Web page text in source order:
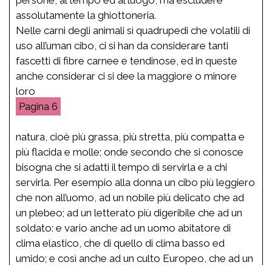
assolutamente la ghiottoneria.
Nelle carni degli animali sì quadrupedi che volatili di
uso all’uman cibo, ci si han da considerare tanti
fascetti di fibre carnee e tendinose, ed in queste
anche considerar ci si dee la maggiore o minore
loro
6
natura, cioè più grassa, più stretta, più compatta e
più flacida e molle; onde secondo che si conosce
bisogna che si adatti il tempo di servirla e a chi
servirla. Per esempio alla donna un cibo più leggiero
che non all’uomo, ad un nobile più delicato che ad
un plebeo; ad un letterato più digeribile che ad un
soldato: e vario anche ad un uomo abitatore di
clima elastico, che di quello di clima basso ed
umido; e così anche ad un culto Europeo, che ad un